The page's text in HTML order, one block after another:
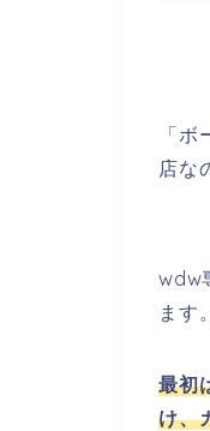
「
店な
wdw
ます。
最初
け、